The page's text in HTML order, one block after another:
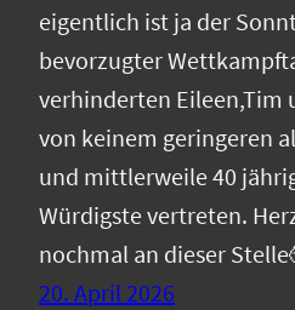
eigentlich ist ja der
bevorzugter
verhinderten Eileen,Tim
von keinem geringeren
und mittlerweile 40
Würdigste vertreten.
nochmal an dieser
20. April 2026